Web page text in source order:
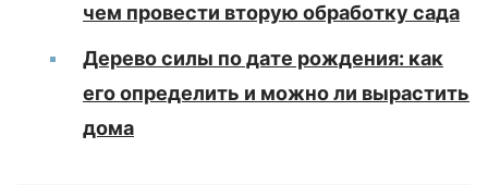
чем провести вторую обработку сада
Дерево силы по дате рождения: как
его определить и можно ли вырастить
дома